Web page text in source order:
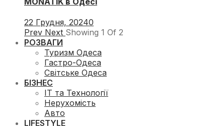
22 Грудня, 20240
Prev Next Showing 1 Of 2
РОЗВАГИ
Туризм Одеса
Гастро-Одеса
Світське Одеса
БІЗНЕС
ІТ та Технології
Нерухомість
Авто
LIFESTYLE